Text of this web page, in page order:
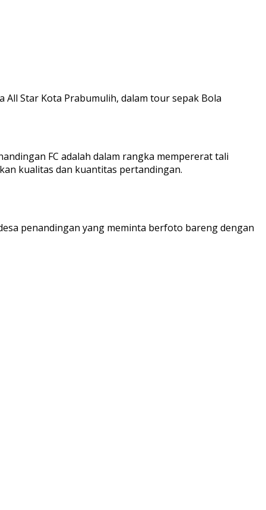
All Star Kota Prabumulih, dalam tour sepak Bola
FC adalah dalam rangka mempererat tali
kualitas dan kuantitas pertandingan.
penandingan yang meminta berfoto bareng dengan